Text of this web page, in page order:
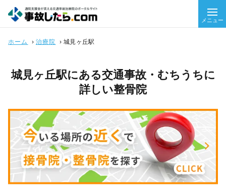
メニュー
ホーム › 治療院 › 城見ヶ丘駅
城見ヶ丘駅にある交通事故・むちうちに
詳しい整骨院